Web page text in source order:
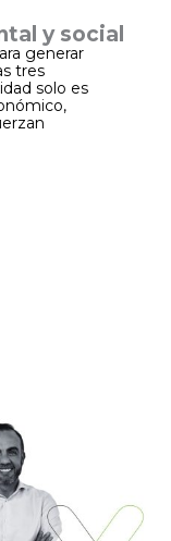
y social
generar
tres
solo es